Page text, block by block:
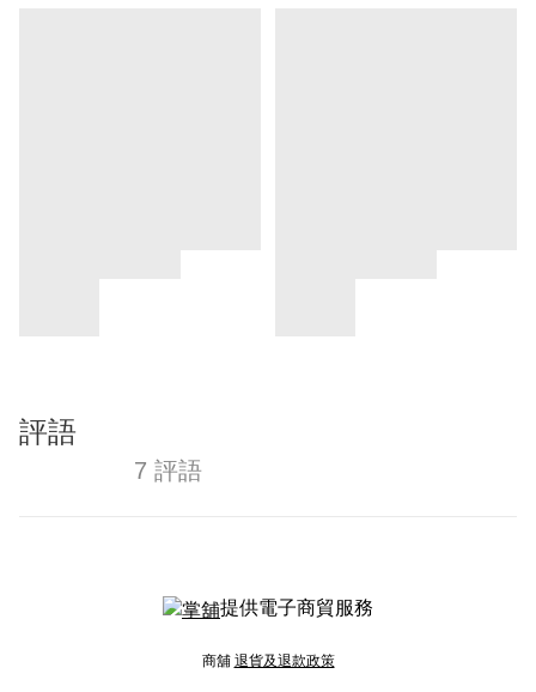
評語
7 評語
提供電子商貿服務
商舖 退貨及退款政策